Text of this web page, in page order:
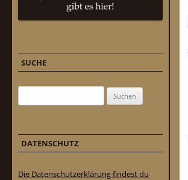
SUCHE
DATENSCHUTZ
Die Datenschutzerklärung findest du